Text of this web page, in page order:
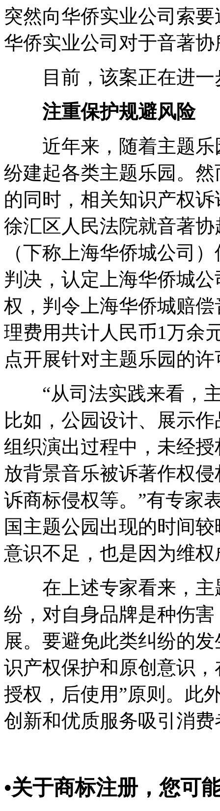
突然向华侨实业公司索
华侨实业公司对于音著
目前，该案正在进一
注重保护规避风险
近年来，随着主题乐
纷建起各类主题乐园。
的同时，相关知识产权
徐汇区人民法院就音著
（下称上海华侨城公司
判决，认定上海华侨城
权，判令上海华侨城赔
理费用共计人民币1万余
点开展针对主题乐园的
“从司法实践来看，主
比如，公园设计、展示
组织演出过程中，未经
放背景音乐被诉著作权
诉商标侵权等。”有专家
国主题公园出现的时间
意识不足，也是因为维
在上述专家看来，主
纷，对自身品牌是种伤
展。要避免此类纠纷的
识产权保护和原创意识
授权，后使用”原则。此
创新和优质服务吸引消
•关于商标注册，您可